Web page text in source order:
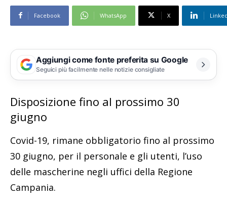
Facebook WhatsApp X
Aggiungi come fonte preferita su Google
Seguici più facilmente nelle notizie consigliate
Disposizione fino al prossimo 30
giugno
Covid-19, rimane obbligatorio fino al prossimo
30 giugno, per il personale e gli utenti, l’uso
delle mascherine negli uffici della Regione
Campania.